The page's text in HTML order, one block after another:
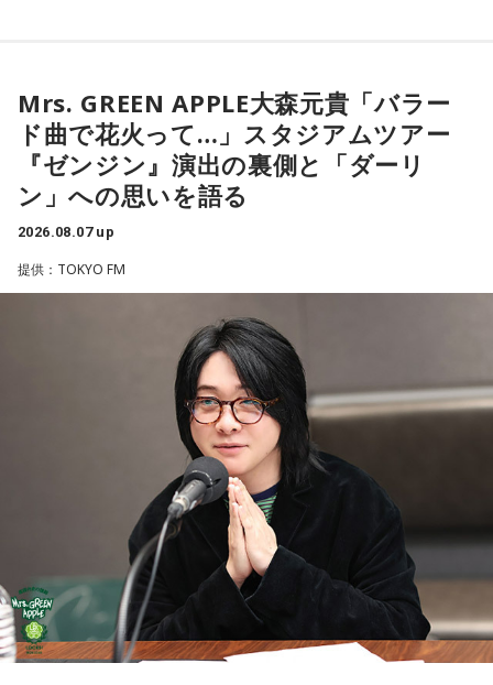
2026年8月8日は、寅の日と先勝が重なる日です。暦を意識す
る人の中には、次のような予定をこの日に合わせる人もいま
す。
・財布を新調する、または使い始める
・銀行口座を開設する
・資格の勉強や新しい習い事を始める
・仕事や趣味の新たな目標を立てる
また、六曜の「先勝」は一般的に午前中が吉
め、大切な予定を入れる場合は午前中を選ぶという考え方も
なお、これらは古くから伝わる暦の考え方であり、運気の上
昇や成果を保証するものではありません。自分の予定やライ
フスタイルに合わせて、無理のない範囲で取り入れるとよい
■令和8年8月8日の「8」が並ぶ日に注目が集まる理由
2026年8月8日は、「令和8年8月8日」と「8」が並ぶ印象的
な日付です。
寅の日は、お金に関する縁起の良い日として知られているこ
とから、財布を購入したり、使い始めたりするタイミングと
して選ぶ人もいます。
で、開運アクションとして親しまれている考え方です。
ただし、財布を新調したからといって金運の上昇が保証され
るわけではありません。あくまでも縁起担ぎとして取り入れ
■2026年8月8日に宝くじを買うのは？
寅の日は、金運にまつわる吉日として紹介されることが多い
ため、宝くじを購入するタイミングとして意識する人もいま
一方で、宝くじの当選を保証するものではありません。「縁
起の良い日に買いたい」という気持ちから、暦を参考にする
人もいるという考え方です。
■2026年8月8日に旅行へ行くのは？
＜リスナーからのメッセージ＞
ミセス先生、こんばんは！ 7月5日のファイナルに参戦しまし
た！ 私にとって初めての「ゼンジン」シリーズだったので、
参加できて本当に良かったです。演奏が本当にかっこよく
て、ずっと感動していました。特に「ダーリン」と「ケセラ
セラ」の時の花火は相性が良すぎて、思わず泣いてしまいま
した。帰り道もプレイリストを聴きながら帰っていたのです
がその余韻でまたウルウルしてしまいました。最高の景色と
大森：ありがとうございます！ 花火すごかったですね！
若井：すごかったよ！ ステージからの景色も花火も最高でし
藤澤：そうだよね！
大森：「ダーリン」で、本編ラストで花火が上がるというの
は結構すごいです。「ケセラセラ」って今まででも花火が上
がったりというか、大きい演出ってすごく親和性があると思
うのだけれど。
Mrs. GREEN APPLE大森元貴「バラー
ド曲で花火って…」スタジアムツアー
『ゼンジン』演出の裏側と「ダーリ
ン」への思いを語る
2026.08.07 up
提供：TOKYO FM